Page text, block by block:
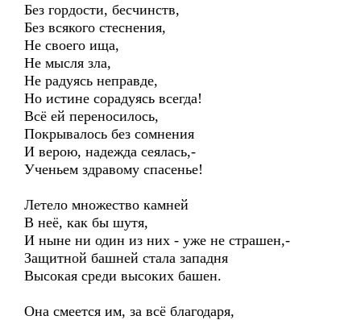
Без гордости, бесчинств,
Без всякого стеснения,
Не своего ища,
Не мысля зла,
Не радуясь неправде,
Но истине сорадуясь всегда!
Всё ей переносилось,
Покрывалось без сомнения
И верою, надежда сеялась,-
Ученьем здравому спасенье!
Летело множество камней
В неё, как бы шутя,
И ныне ни один из них - уже не страшен,-
Защитной башней стала западня
Высокая среди высоких башен.
Она смеется им, за всё благодаря,